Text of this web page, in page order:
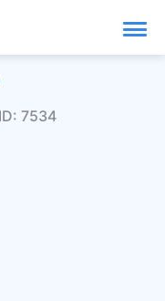
ID: 7534